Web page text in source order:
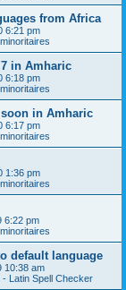
from Africa
6:21 pm
in Amharic
6:18 pm
in Amharic
6:17 pm
1:36 pm
6:22 pm
default language
10:38 am
Latin Spell Checker